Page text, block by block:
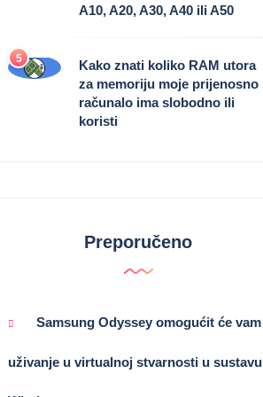
A10, A20, A30, A40 ili A50
5
Kako znati koliko RAM utora
za memoriju moje prijenosno
računalo ima slobodno ili
koristi
Preporučeno
Samsung Odyssey omogućit će vam
uživanje u virtualnoj stvarnosti u sustavu